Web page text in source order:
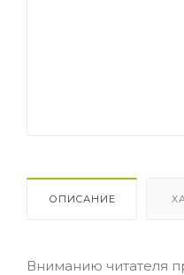
ОПИСАНИЕ
Вниманию читателя